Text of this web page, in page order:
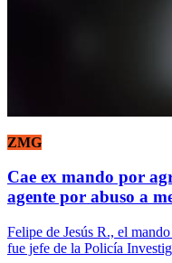
ZMG
Cae ex mando por
agente por abuso a
Felipe de Jesús R., el
fue jefe de la Policía